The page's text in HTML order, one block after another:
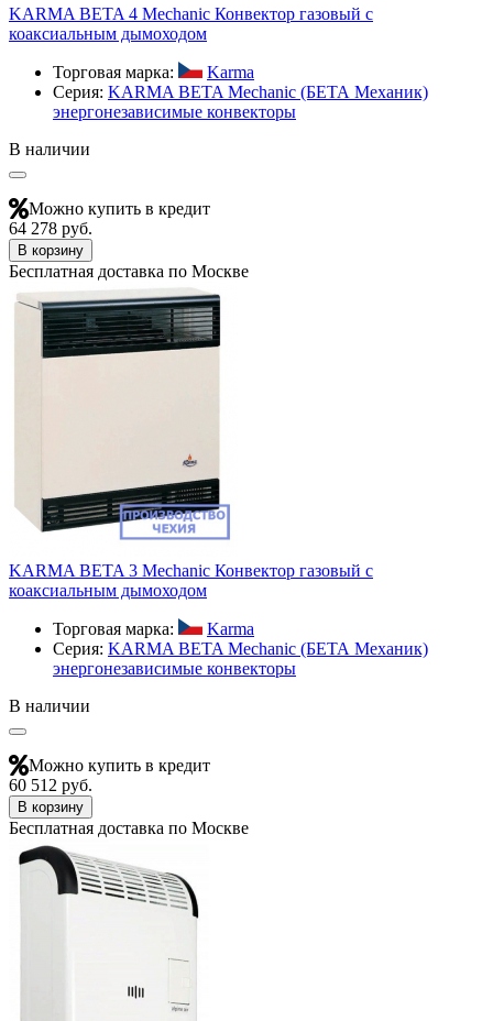
KARMA BETA 4 Mechanic Конвектор газовый с
коаксиальным дымоходом
Торговая марка:
Karma
Серия: KARMA BETA Mechanic (БЕТА Механик)
энергонезависимые конвекторы
В наличии
Можно купить в кредит
64 278 руб.
В корзину
Бесплатная доставка по Москве
KARMA BETA 3 Mechanic Конвектор газовый с
коаксиальным дымоходом
Торговая марка:
Karma
Серия: KARMA BETA Mechanic (БЕТА Механик)
энергонезависимые конвекторы
В наличии
Можно купить в кредит
60 512 руб.
В корзину
Бесплатная доставка по Москве